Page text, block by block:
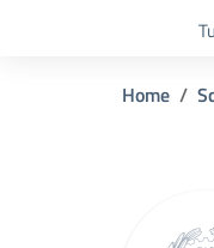
Home